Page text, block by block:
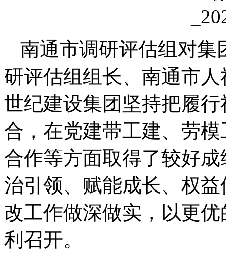
南通市调研评估组对集
研评估组组长、南通市
世纪建设集团坚持把履
合，在党建带工建、劳
合作等方面取得了较好
治引领、赋能成长、权
改工作做深做实，以更
利召开。